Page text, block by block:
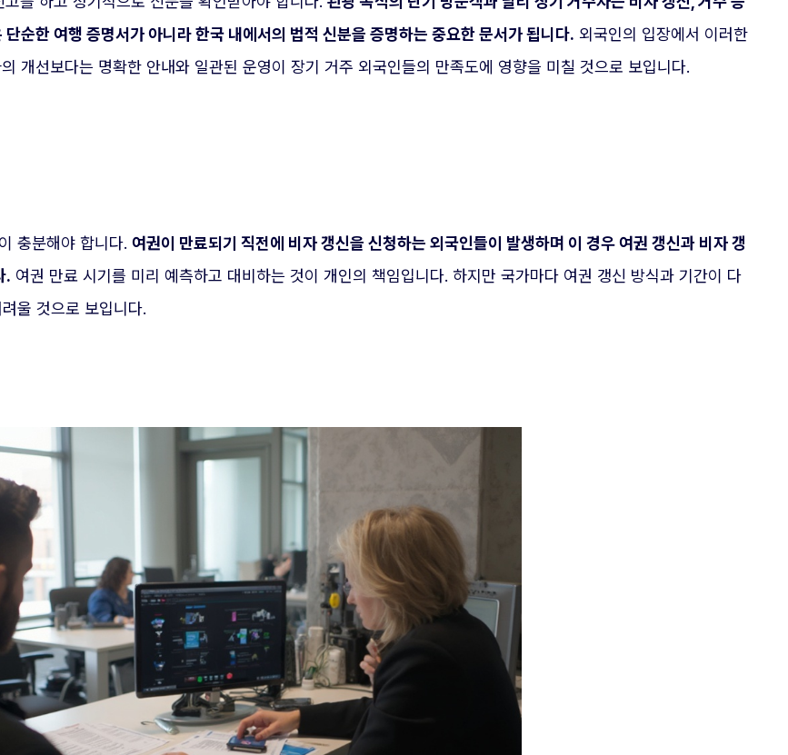
순한 여행 증명서가 아니라 한국 내에서의 법적 신분을 증명하는 중요한 문서가 됩니다. 외국인의 입장에서 이러한
개선보다는 명확한 안내와 일관된 운영이 장기 거주 외국인들의 만족도에 영향을 미칠 것으로 보입니다.
충분해야 합니다. 여권이 만료되기 직전에 비자 갱신을 신청하는 외국인들이 발생하며 이 경우 여권 갱신과 비자 갱
. 여권 만료 시기를 미리 예측하고 대비하는 것이 개인의 책임입니다. 하지만 국가마다 여권 갱신 방식과 기간이 다
울 것으로 보입니다.